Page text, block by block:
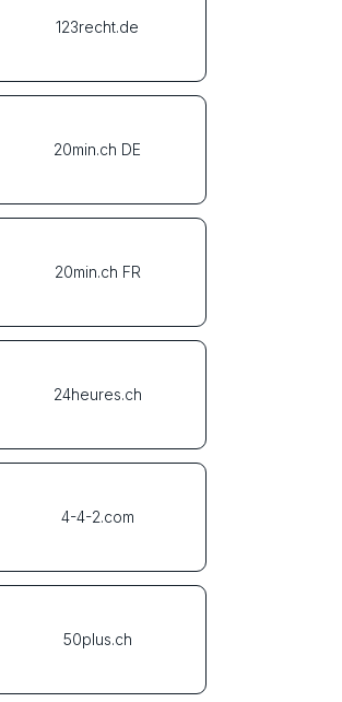
123recht.de
20min.ch DE
20min.ch FR
24heures.ch
4-4-2.com
50plus.ch